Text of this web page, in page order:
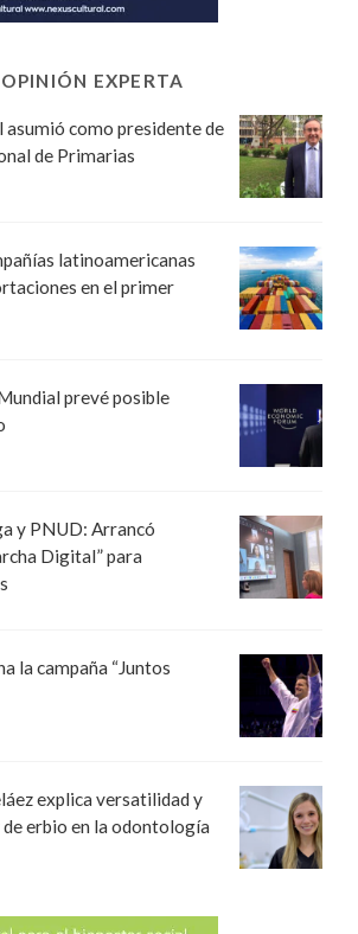
OPINIÓN EXPERTA
asumió como presidente de
de Primarias
latinoamericanas
en el primer
prevé posible
y PNUD: Arrancó
Digital” para
la campaña “Juntos
explica versatilidad y
erbio en la odontología